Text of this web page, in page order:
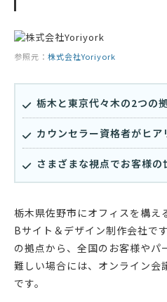
参照元： 株式会社Yoriyork
栃木と東京代々木の2つの
カウンセラー資格者がヒア
さまざまな視点でお客様の
栃木県佐野市にオフィスを構
Bサイト＆デザイン制作会社で
の拠点から、全国のお客様やパ
難しい場合には、オンライン会
です。